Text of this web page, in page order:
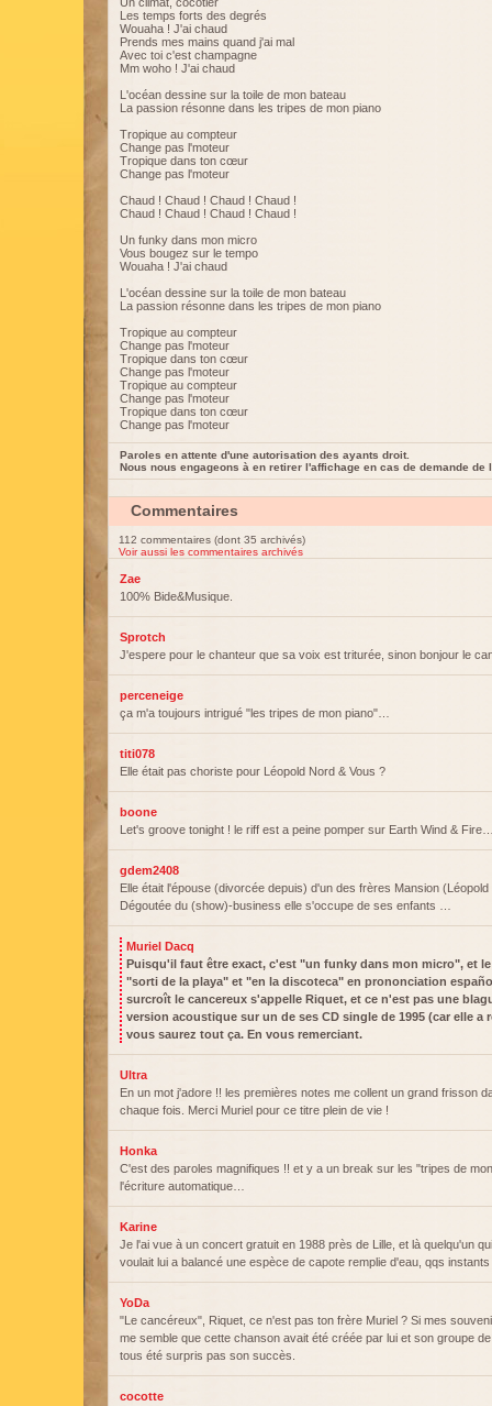
Les temps forts des degrés
Wouaha ! J'ai chaud
Prends mes mains quand j'ai mal
Avec toi c'est champagne
Mm woho ! J'ai chaud
L'océan dessine sur la toile de mon bateau
La passion résonne dans les tripes de mon piano
Tropique au compteur
Change pas l'moteur
Tropique dans ton cœur
Change pas l'moteur
Chaud ! Chaud ! Chaud ! Chaud !
Chaud ! Chaud ! Chaud ! Chaud !
Un funky dans mon micro
Vous bougez sur le tempo
Wouaha ! J'ai chaud
L'océan dessine sur la toile de mon bateau
La passion résonne dans les tripes de mon piano
Tropique au compteur
Change pas l'moteur
Tropique dans ton cœur
Change pas l'moteur
Tropique au compteur
Change pas l'moteur
Tropique dans ton cœur
Change pas l'moteur
Paroles en attente d'une autorisation des ayants droit.
Nous nous engageons à en retirer l'affichage en cas de demande de
Commentaires
112 commentaires (dont 35 archivés)
Voir aussi les commentaires archivés
Zae
100% Bide&Musique.
Sprotch
J'espere pour le chanteur que sa voix est triturée, sinon bonjour le
perceneige
ça m'a toujours intrigué "les tripes de mon piano"…
titi078
Elle était pas choriste pour Léopold Nord & Vous ?
boone
Let's groove tonight ! le riff est a peine pomper sur Earth Wind &
gdem2408
Elle était l'épouse (divorcée depuis) d'un des frères Mansion (Léopold
Dégoutée du (show)-business elle s'occupe de ses enfants …
Muriel Dacq
Puisqu'il faut être exact, c'est "un funky dans mon micro", et
"sorti de la playa" et "en la discoteca" en prononciation
surcroît le cancereux s'appelle Riquet, et ce n'est pas une
version acoustique sur un de ses CD single de 1995 (car elle
vous saurez tout ça. En vous remerciant.
Ultra
En un mot j'adore !! les premières notes me collent un grand frisson
chaque fois. Merci Muriel pour ce titre plein de vie !
Honka
C'est des paroles magnifiques !! et y a un break sur les "tripes de
l'écriture automatique…
Karine
Je l'ai vue à un concert gratuit en 1988 près de Lille, et là quelqu'un
voulait lui a balancé une espèce de capote remplie d'eau, qqs
YoDa
"Le cancéreux", Riquet, ce n'est pas ton frère Muriel ? Si mes
me semble que cette chanson avait été créée par lui et son groupe
tous été surpris pas son succès.
cocotte